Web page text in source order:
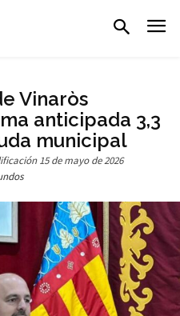
Vinaròs
anticipada 3,3
municipal
15 de mayo de 2026